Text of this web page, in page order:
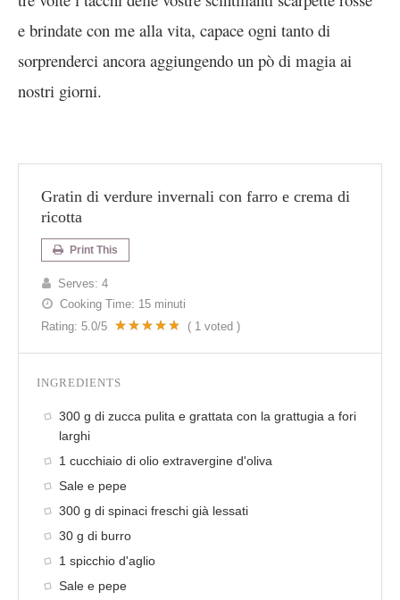
e brindate con me alla vita, capace ogni tanto di
sorprenderci ancora aggiungendo un pò di magia ai
nostri giorni.
Gratin di verdure invernali con farro e crema di
ricotta
Print This
Serves: 4
Cooking Time: 15 minuti
Rating: 5.0/5 ( 1 voted )
INGREDIENTS
300 g di zucca pulita e grattata con la grattugia a fori
larghi
1 cucchiaio di olio extravergine d'oliva
Sale e pepe
300 g di spinaci freschi già lessati
30 g di burro
1 spicchio d'aglio
Sale e pepe